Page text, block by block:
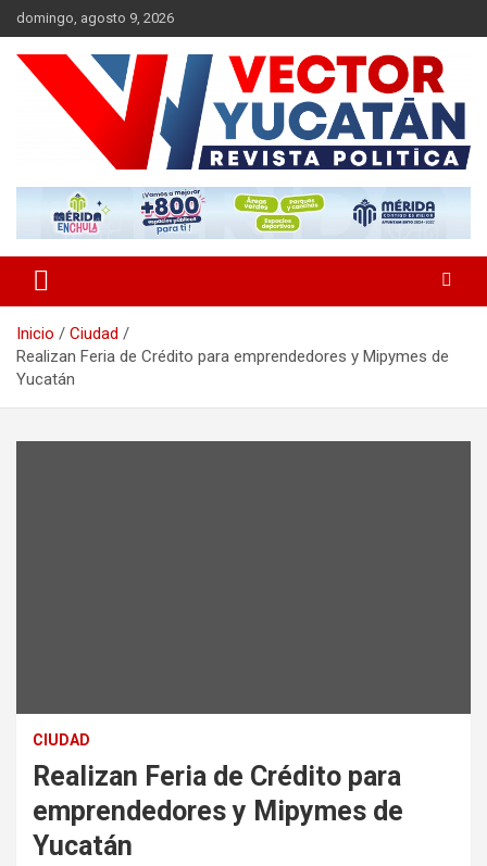
Saltar
al
contenido
domingo, agosto 9, 2026
Vector Yucatán
Inicio
Ciudad
Realizan Feria de Crédito para emprendedores y Mipymes de
Yucatán
CIUDAD
Realizan Feria de Crédito para
emprendedores y Mipymes de
Yucatán